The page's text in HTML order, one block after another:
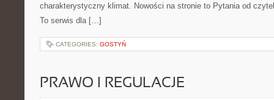
charakterystyczny klimat. Nowości na stronie to Pytania od
To serwis dla […]
CATEGORIES: GOSTYŃ
PRAWO I REGULACJE